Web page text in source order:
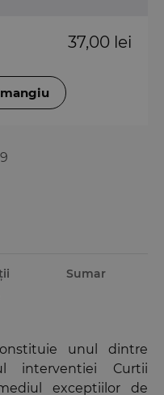
37,00 lei
Sumar
unul dintre
interventiei Curtii
exceptiilor de